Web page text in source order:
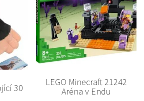
30
LEGO Minecraft 21242
Aréna v Endu